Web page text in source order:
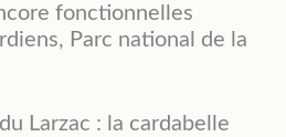
fonctionnelles
Parc national de la
Larzac : la cardabelle